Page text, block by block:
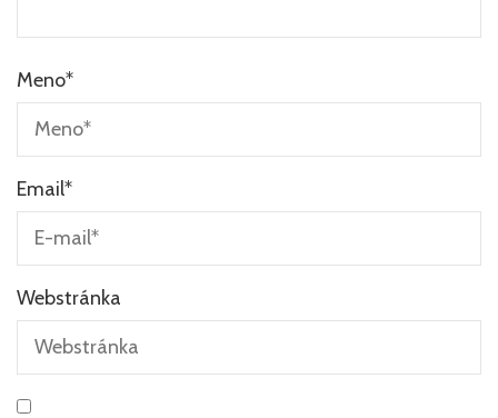
Meno*
Email*
Webstránka